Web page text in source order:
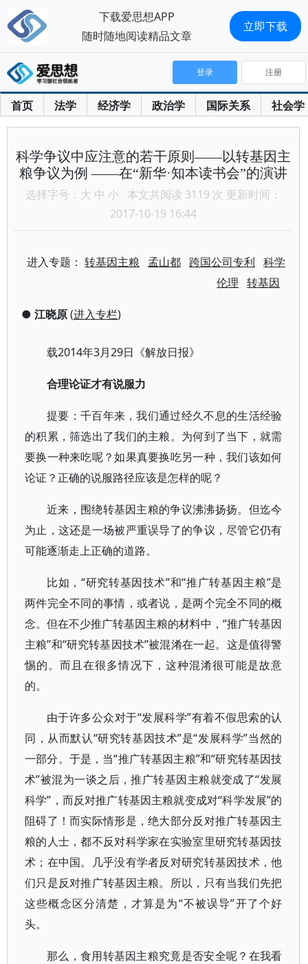
首页 法学 经济学 政治学 国际关系 社会学
登录 注册
科学争议中应注意的若干原则——以转基因主
粮争议为例 ——在“新华·知本读书会”的演讲
选择字号： 大 中 小 本文共阅读 3119 次 更新时间：
2017-10-19 16:44
进入专题：转基因主粮 孟山都 跨国公司专利
科学
伦理
转基因
● 江晓原(进入专栏)
载2014年3月29日《解放日报》
合理论证才有说服力
提要：千百年来，我们通过经久不息的生活经验
的积累，筛选出了我们的主粮。为何到了当下，就需
要换一种来吃呢？如果真要换吃另一种，我们该如何
论证？正确的说服路径应该是怎样的呢？
近来，围绕转基因主粮的争议沸沸扬扬。但迄今
为止，这还是一场被严重误导了的争议，尽管它仍有
可能逐渐走上正确的道路。
比如，“研究转基因技术”和“推广转基因主粮”是
两件完全不同的事情，或者说，是两个完全不同的概
念。但在不少推广转基因主粮的材料中，“推广转基因
主粮”和“研究转基因技术”被混淆在一起。这是值得警
惕的。而且在很多情况下，这种混淆很可能是故意
的。
由于许多公众对于“发展科学”有着不假思索的认
同，从而默认“研究转基因技术”是“发展科学”当然的
一部分。于是，当“推广转基因主粮”和“研究转基因技
术”被混为一谈之后，推广转基因主粮就变成了“发展
科学”，而反对推广转基因主粮就变成对“科学发展”的
阻碍了！而实际情形是，绝大部分反对推广转基因主
粮的人士，都不反对科学家在实验室里研究转基因技
术；在中国。几乎没有学者反对研究转基因技术，他
们只是反对推广转基因主粮。所以，只有当我们先把
这些概念区分清楚，才算是为“不被误导”开了个好
头。
那么，食用转基因主粮究竟是否安全呢？在我看
下载爱思想APP
随时随地阅读精品文章
立即下载